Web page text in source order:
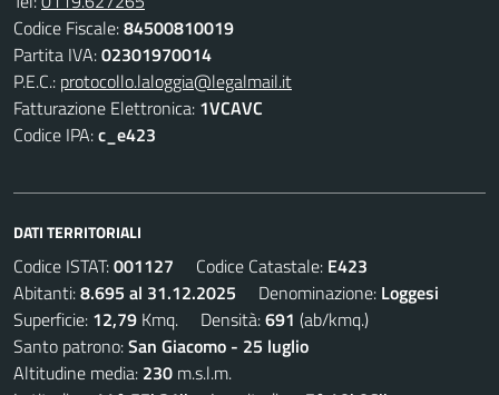
Codice Fiscale:84500810019
Partita IVA:02301970014
P.E.C.: protocollo.laloggia@legalmail.it
Fatturazione Elettronica: 1VCAVC
Codice IPA:c_e423
DATI TERRITORIALI
Codice ISTAT:001127 Codice Catastale: E423
Abitanti:8.695 al 31.12.2025 Denominazione: Loggesi
Superficie: 12,79 Kmq. Densità:691 (ab/kmq.)
Santo patrono:San Giacomo - 25 luglio
Altitudine media: 230 m.s.l.m.